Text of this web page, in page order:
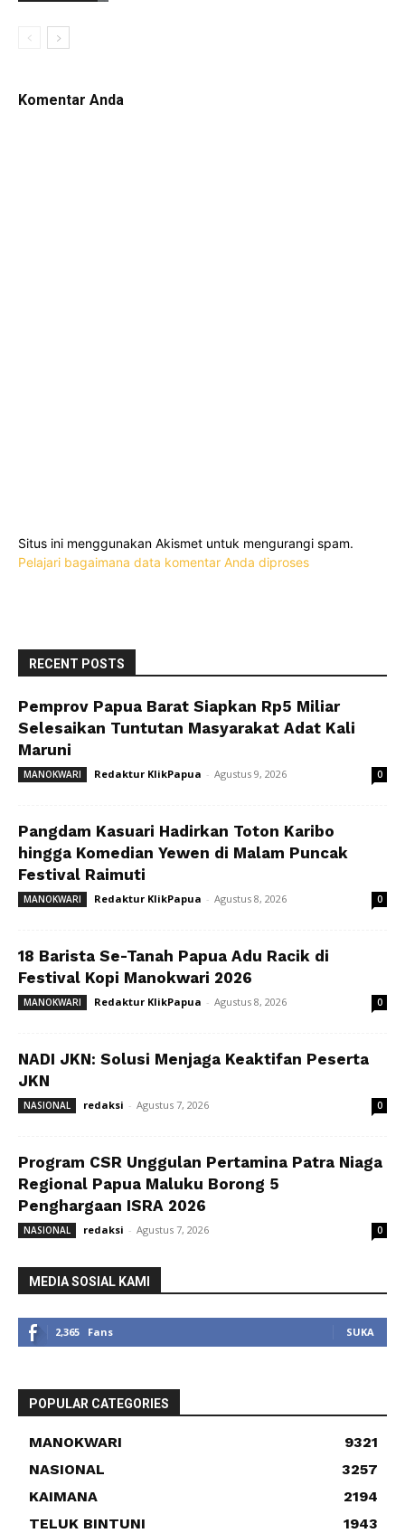
Komentar Anda
Situs ini menggunakan Akismet untuk mengurangi spam.
Pelajari bagaimana data komentar Anda diproses
RECENT POSTS
Pemprov Papua Barat Siapkan Rp5 Miliar
Selesaikan Tuntutan Masyarakat Adat Kali
Maruni
MANOKWARI Redaktur KlikPapua - Agustus 9, 2026 0
Pangdam Kasuari Hadirkan Toton Karibo
hingga Komedian Yewen di Malam Puncak
Festival Raimuti
MANOKWARI Redaktur KlikPapua - Agustus 8, 2026 0
18 Barista Se-Tanah Papua Adu Racik di
Festival Kopi Manokwari 2026
MANOKWARI Redaktur KlikPapua - Agustus 8, 2026 0
NADI JKN: Solusi Menjaga Keaktifan Peserta
JKN
NASIONAL redaksi - Agustus 7, 2026 0
Program CSR Unggulan Pertamina Patra Niaga
Regional Papua Maluku Borong 5
Penghargaan ISRA 2026
NASIONAL redaksi - Agustus 7, 2026 0
MEDIA SOSIAL KAMI
2,365 Fans SUKA
POPULAR CATEGORIES
MANOKWARI
9321
NASIONAL
3257
KAIMANA
2194
TELUK BINTUNI
1943